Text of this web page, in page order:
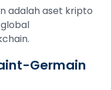
adalah aset kripto
Germain